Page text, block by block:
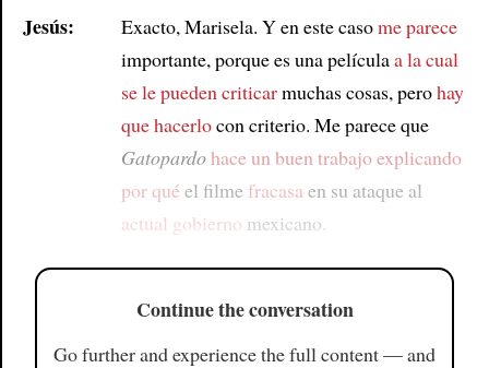
Jesús: Exacto, Marisela. Y en este casome parece
importante, porque es una películaa la cual
se le pueden criticarmuchas cosas, perohay
que hacerlocon criterio. Me parece que
Gatopardohace un buen trabajoexplicando
por qué el filme fracasa en su ataque al
actual gobierno mexicano.
Continue the conversation
Go further and experience the full content — and